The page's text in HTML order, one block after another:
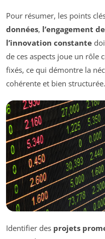
Pour résumer, les points
données, l’engagement
l’innovation constante
de ces aspects joue un rôle
fixés, ce qui démontre la
cohérente et bien structurée.
Identifier des projets